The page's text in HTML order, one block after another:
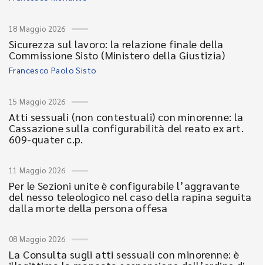
18 Maggio 2026
Sicurezza sul lavoro: la relazione finale della
Commissione Sisto (Ministero della Giustizia)
Francesco Paolo Sisto
15 Maggio 2026
Atti sessuali (non contestuali) con minorenne: la
Cassazione sulla configurabilità del reato ex art.
609-quater c.p.
11 Maggio 2026
Per le Sezioni unite è configurabile l’aggravante
del nesso teleologico nel caso della rapina seguita
dalla morte della persona offesa
08 Maggio 2026
La Consulta sugli atti sessuali con minorenne: è